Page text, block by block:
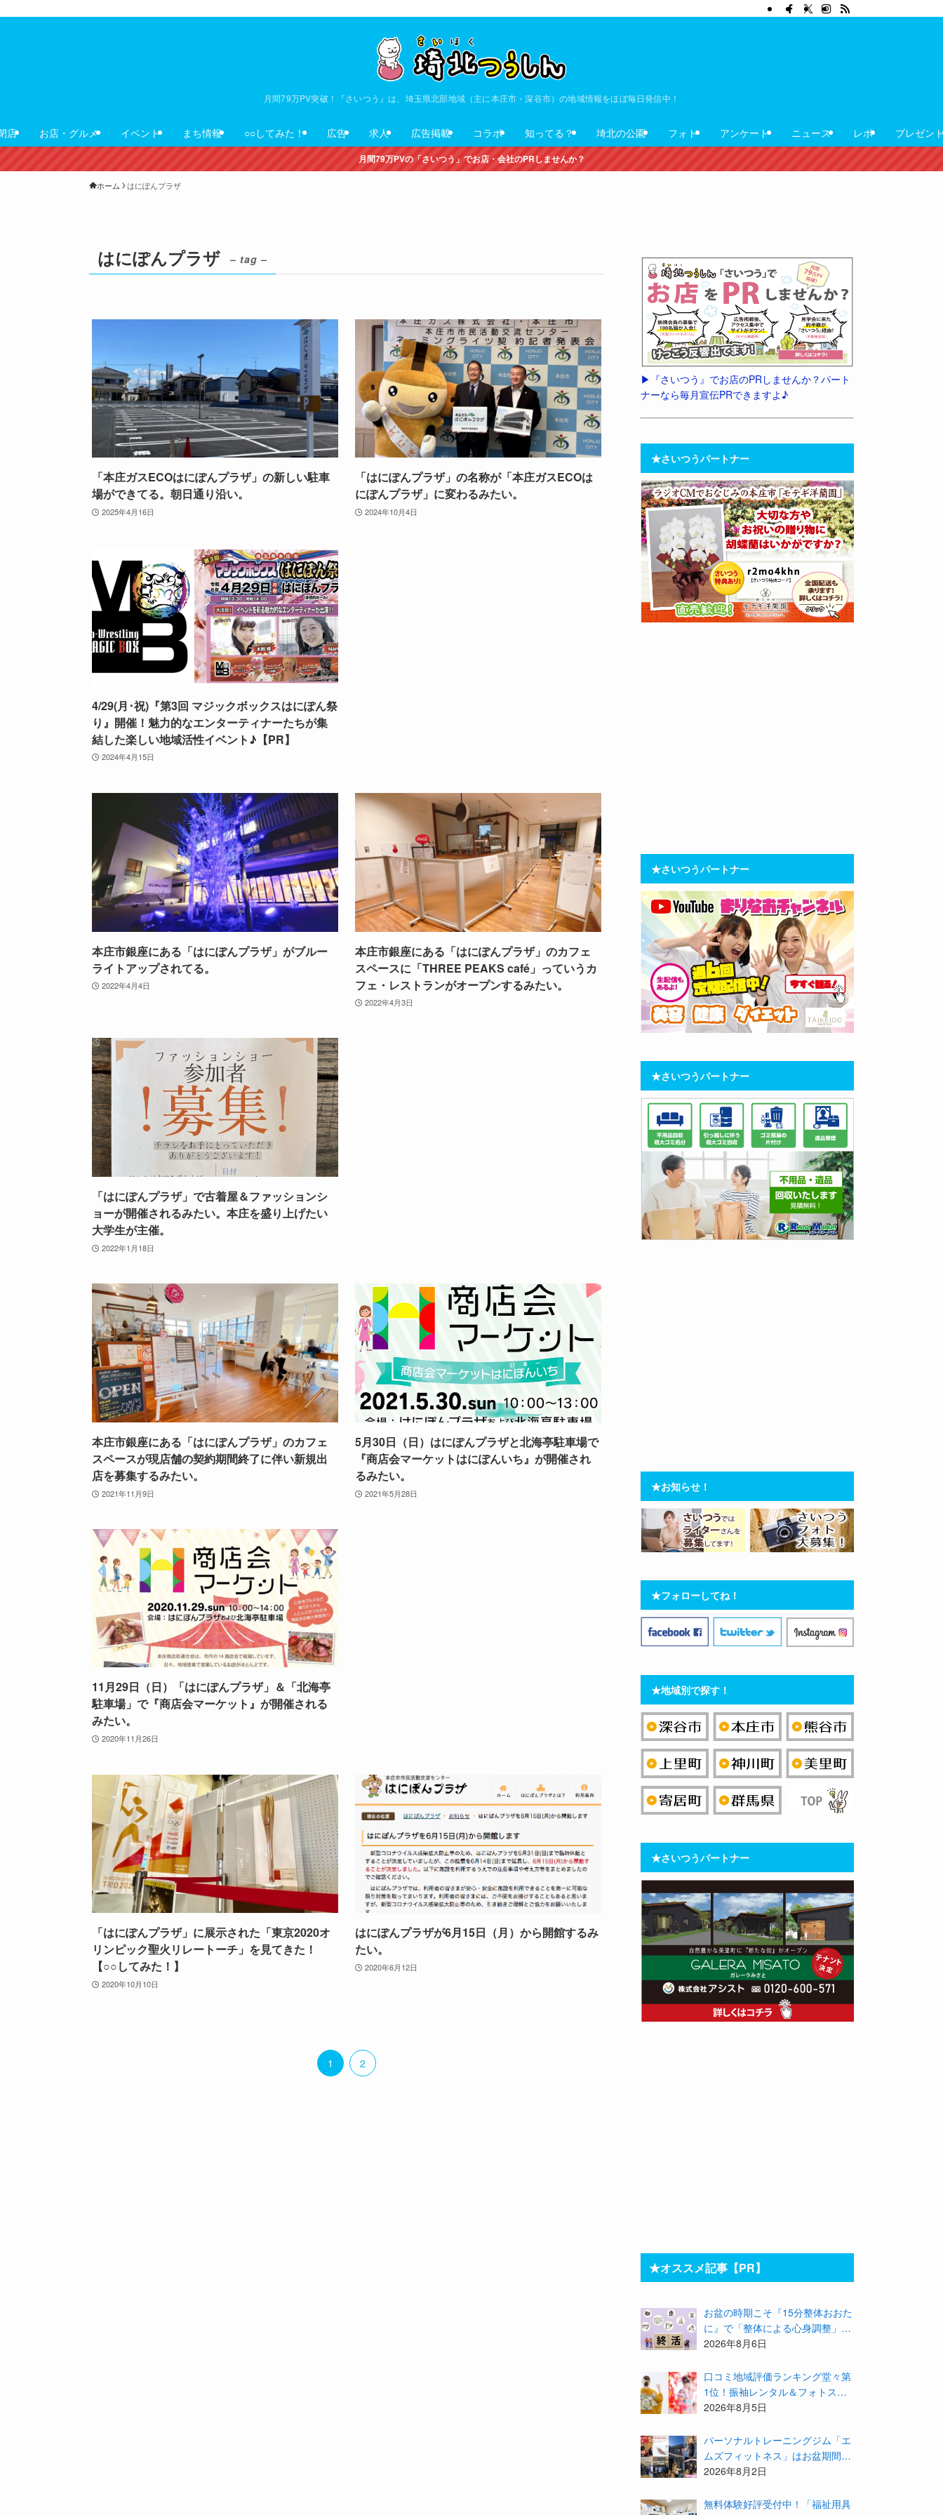
月間79万PV突破！『さいつう』は、埼玉県北部地域（主に本庄市・深谷市）の地域情報をほぼ毎日発信中！
店 お店・グルメ イベント まち情報 ○○してみた！ 広告 求人 広告掲載 コラボ 知ってる？ 埼北の公園 フォト アンケート ニュース レポ プレゼン
月間79万PVの「さいつう」でお店・会社のPRしませんか？
ホーム はにぽんプラザ
はにぽんプラザ – tag –
「本庄ガスECOはにぽんプラザ」の新しい駐車
場ができてる。朝日通り沿い。
2025年4月16日
「はにぽんプラザ」の名称が「本庄ガスECOは
にぽんプラザ」に変わるみたい。
2024年10月4日
4/29(月･祝)『第3回 マジックボックスはにぽん祭
り』開催！魅力的なエンターティナーたちが集
結した楽しい地域活性イベント♪【PR】
2024年4月15日
本庄市銀座にある「はにぽんプラザ」がブルー
ライトアップされてる。
2022年4月4日
本庄市銀座にある「はにぽんプラザ」のカフェ
スペースに「THREE PEAKS café」っていうカ
フェ・レストランがオープンするみたい。
2022年4月3日
「はにぽんプラザ」で古着屋＆ファッションシ
ョーが開催されるみたい。本庄を盛り上げたい
大学生が主催。
2022年1月18日
本庄市銀座にある「はにぽんプラザ」のカフェ
スペースが現店舗の契約期間終了に伴い新規出
店を募集するみたい。
2021年11月9日
5月30日（日）はにぽんプラザと北海亭駐車場で
『商店会マーケットはにぽんいち』が開催され
るみたい。
2021年5月28日
11月29日（日）「はにぽんプラザ」＆「北海亭
駐車場」で『商店会マーケット』が開催される
みたい。
2020年11月26日
「はにぽんプラザ」に展示された「東京2020オ
リンピック聖火リレートーチ」を見てきた！
【○○してみた！】
2020年10月10日
はにぽんプラザが6月15日（月）から開館するみ
たい。
2020年6月12日
1 2
▶︎『さいつう』でお店のPRしませんか？パート
ナーなら毎月宣伝PRできますよ♪
★さいつうパートナー
★さいつうパートナー
★さいつうパートナー
★お知らせ！
★フォローしてね！
★地域別で探す！
★さいつうパートナー
★オススメ記事【PR】
お盆の時期こそ『15分整体おおた
に』で「整体による心身調整」と
「アドバイザーによる身辺整理の
2026年8月6日
⼝コミ地域評価ランキング堂々第
1位！振袖レンタル＆フォトスタ
ジオ「スタジオマックス」がお得
ン』を開催中！
2026年8月5日
パーソナルトレーニングジム「エ
ムズフィットネス」はお盆期間も
営業！会員様の結果を大公開★
2026年8月2日
無料体験好評受付中！「福祉用具